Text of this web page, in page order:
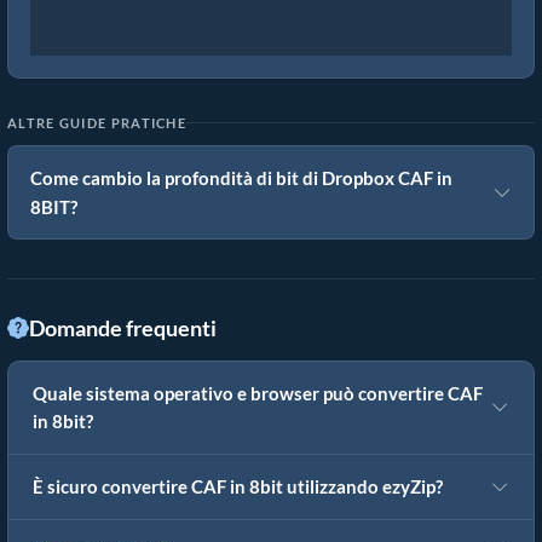
ALTRE GUIDE PRATICHE
Come cambio la profondità di bit di Dropbox CAF in
8BIT?
Domande frequenti
Quale sistema operativo e browser può convertire CAF
in 8bit?
È sicuro convertire CAF in 8bit utilizzando ezyZip?